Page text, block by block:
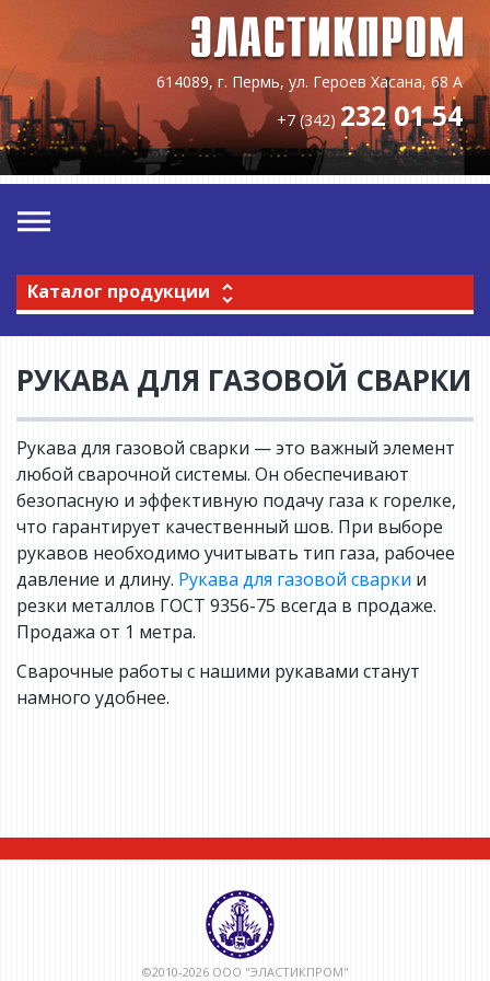
614089, г. Пермь, ул. Героев Хасана, 68 А
+7 (342) 232 01 54
Каталог продукции
РУКАВА ДЛЯ ГАЗОВОЙ СВАРКИ
Рукава для газовой сварки — это важный элемент
любой сварочной системы. Он обеспечивают
безопасную и эффективную подачу газа к горелке,
что гарантирует качественный шов. При выборе
рукавов необходимо учитывать тип газа, рабочее
давление и длину. Рукава для газовой сварки и
резки металлов ГОСТ 9356-75 всегда в продаже.
Продажа от 1 метра.
Сварочные работы с нашими рукавами станут
намного удобнее.
©2010-2026 ООО "ЭЛАСТИКПРОМ"